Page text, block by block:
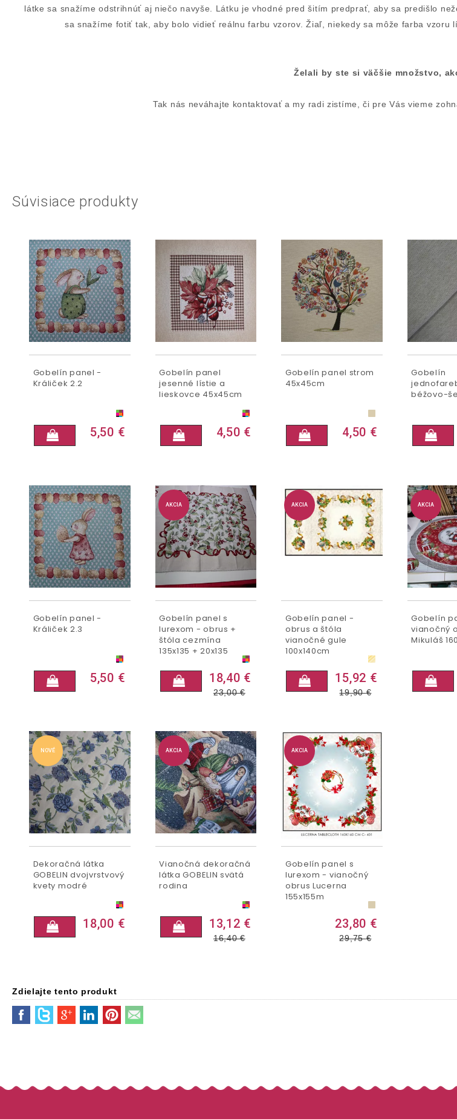
látke sa snažíme odstrihnúť aj niečo navyše. Látku je vhodné pred šitím predprať, aby sa predišlo
sa snažíme fotiť tak, aby bolo vidieť reálnu farbu vzorov. Žiaľ, niekedy sa môže farba
Želali by ste si väčšie množstvo,
Tak nás neváhajte kontaktovať a my radi zistíme, či pre Vás vieme
Súvisiace produkty
Gobelín panel -
Králiček 2.2
5,50 €
Gobelín panel
jesenné lístie a
lieskovce 45x45cm
4,50 €
Gobelín panel strom
45x45cm
4,50 €
Gobelín
béžovo-
Gobelín panel -
Králiček 2.3
5,50 €
AKCIA
Gobelín panel s
lurexom - obrus +
štóla cezmína
135x135 + 20x135
18,40 €
23,00€
AKCIA
Gobelín panel -
obrus a štóla
vianočné gule
100x140cm
15,92 €
19,90€
AKCIA
Gobelín
vianočný
Mikuláš
NOVÉ
Dekoračná látka
GOBELIN dvojvrstvový
kvety modré
18,00 €
AKCIA
Vianočná dekoračná
látka GOBELIN svätá
rodina
13,12 €
16,40€
AKCIA
Gobelín panel s
lurexom - vianočný
obrus Lucerna
155x155m
23,80 €
29,75€
Zdielajte tento produkt